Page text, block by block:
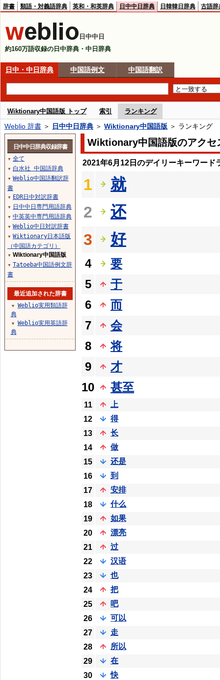
辞書 類語・対義語辞典 英和・和英辞典 日中中日辞典 日韓韓日辞典 古語辞
日中中日
約160万語収録の日中辞典・中日辞典
日中・中日辞典 中国語例文 中国語翻訳
Wiktionary中国語版 トップ 索引 ランキング
Weblio 辞書 ＞ 日中中日辞典 ＞ Wiktionary中国語版 ＞ ランキング
Wiktionary中国語版のアクセ
2021年6月12日のデイリーキーワード
1
就
2
还
3
好
4
要
5
于
6
而
7
会
8
将
9
才
10
甚至
11
上
12
得
13
长
14
做
15
还是
16
到
17
安排
18
什么
19
如果
20
漂亮
21
过
22
汉语
23
也
24
把
25
吧
26
可以
27
走
28
所以
29
在
30
快
日中中日辞典収録辞書
▼ 全て
▼ 白水社 中国語辞典
▼ Weblio中国語翻訳辞
書
▼ EDR日中対訳辞書
▼ 日中中日専門用語辞典
▼ 中英英中専門用語辞典
▼ Weblio中日対訳辞書
▼ Wiktionary日本語版
（中国語カテゴリ）
▼ Wiktionary中国語版
▼ Tatoeba中国語例文辞
書
最近追加された辞書
▼
Weblio実用類語辞
典
▼
Weblio実用英語辞
典